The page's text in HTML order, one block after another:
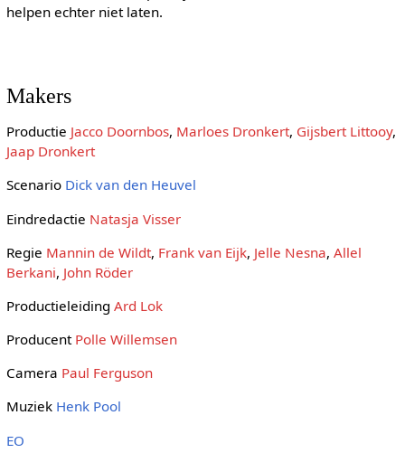
helpen echter niet laten.
Makers
Productie Jacco Doornbos, Marloes Dronkert, Gijsbert Littooy,
Jaap Dronkert
Scenario Dick van den Heuvel
Eindredactie Natasja Visser
Regie Mannin de Wildt, Frank van Eijk, Jelle Nesna, Allel
Berkani, John Röder
Productieleiding Ard Lok
Producent Polle Willemsen
Camera Paul Ferguson
Muziek Henk Pool
EO